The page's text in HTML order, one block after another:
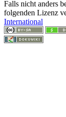
Falls nicht anders
folgenden Lizenz
International